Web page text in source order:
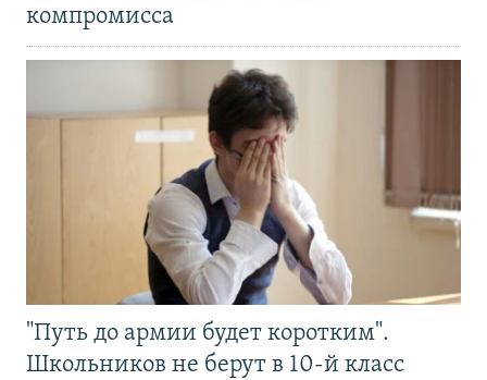
компромисса
"Путь до армии будет коротким".
Школьников не берут в 10-й класс